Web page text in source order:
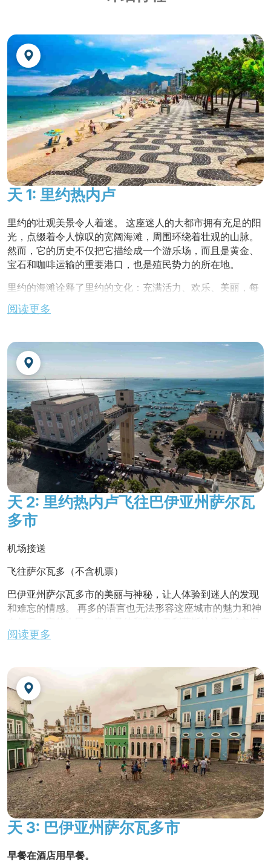
每一阶段都有自由活动时间，让您自己探索城
游览国内众多精彩景点：伊瓜苏瀑布的巴西一
侧和阿根廷一侧、里约的糖面包和科尔科瓦多
在克劳迪奥·库蒂尼奥小径上漫步，每个人都可
以在这里欣赏到糖面包周围不同的美妙景致。
在里约热内卢历史中心漫步，是探索该地区的
最佳方式
庄，周围环绕着大自然。
延伸行程东北区- 在地球的这一地区，您会发现
沙山和湖泊景观！
延伸行程亚马孙 - 世界上种类最丰富的热带森
林
Viale Cataratas Hotel ****或同级酒店
网址：
www.vialecataratas.com.br/viale-
cataratas
里约热内卢
Américas Copacabana Hotel ****或同级酒店
网址：www.americascopacabanahotel.com.br
天 1: 里约热内卢
里约的壮观美景令人着迷。 这座迷人的大都市拥有充足的阳
光，点缀着令人惊叹的宽阔海滩，周围环绕着壮观的山脉。
然而，它的历史不仅把它描绘成一个游乐场，而且是黄金、
宝石和咖啡运输的重要港口，也是殖民势力的所在地。
里约的海滩诠释了里约的文化：充满活力、欢乐、美丽，每
个海滩都有自己的风情：从拥有排球网和露天咖啡馆的
卡巴纳大妈海滩到诱人的伊帕内玛海滩；从拥有滑翔机的圣
（Barra da Tijuca）海滩。
抵达机场后，乘车前往酒店。
入住酒店。
不含晚餐。
夜宿酒店
阅读更多
天 2: 里约热内卢飞往巴伊亚州萨尔瓦
多市
机场接送
飞往萨尔瓦多（不含机票）
巴伊亚州萨尔瓦多市的美丽与神秘，让人体验到迷人的发现
和难忘的情感。 再多的语言也无法形容这座城市的魅力和神
栩如生。 品尝过巴伊亚州萨尔瓦多市风味的人都知道，这座
史。
抵达机场后接送前往酒店
不含午餐
入住酒店。
在酒店用晚餐及夜宿。
阅读更多
天 3: 巴伊亚州萨尔瓦多市
早餐在酒店用早餐。